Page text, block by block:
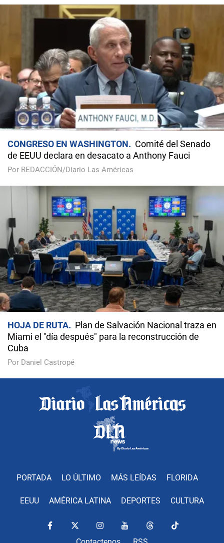
CONGRESO EN WASHINGTON
Comité del Senado
de EEUU declara en desacato a Anthony Fauci
Por REDACCIÓN/Diario Las Américas
HOJA DE RUTA
Plan de Salvación Nacional traza en
Miami el "día después" para la reconstrucción de
Cuba
Por Daniel Castropé
PORTADA LO ÚLTIMO MÁS LEÍDAS FLORIDA
EEUU AMÉRICA LATINA DEPORTES CULTURA